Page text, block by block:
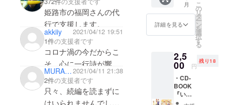
宮原さんの代行で支援
します。
姫路市の福岡さんの代
行で支援します。
akkiiy
2021/04/12 19:51
1件の支援者です
コロナ渦の今だからこ
そ、心に一行詩が響く
と思います。
阪神淡路大震災の混乱
の中で、書いた一行詩
MURAKAMIMAKIKO2021/04/11 21:38
2件の支援者です
只々、続編を読まずに
はいられませんでし
トカー
ド（1
枚）※図
柄はお
任せく
い。※ポ
スト
カード
の販売
許可は
いただ
いてい
月
詳細を見る
こ
の
リ
タ
ー
ン
を
選
択
す
る
2,5
00 円
残り18
・CD‐
BOOK
『いの
ちのこ